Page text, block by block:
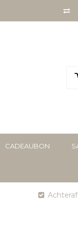
CADEAUBON